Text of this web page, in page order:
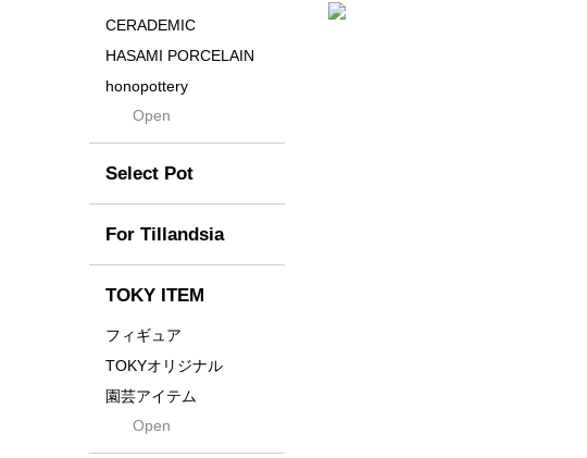
Distortion
Drop
DUNE
Flames
For
Former
Fused
Earth
emeth
Enhance
Grid
CERADEMIC
HASAMI PORCELAIN
honopottery
nocturne
tamanhayat
TETSUYA OZAWA
Scratch
Takehiro Ito
Yuya Iha
Open
Select Pot
For Tillandsia
TOKY ITEM
フィギュア
TOKYオリジナル
園芸アイテム
土・化粧石・活力剤
Open